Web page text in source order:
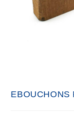
EBOUCHONS